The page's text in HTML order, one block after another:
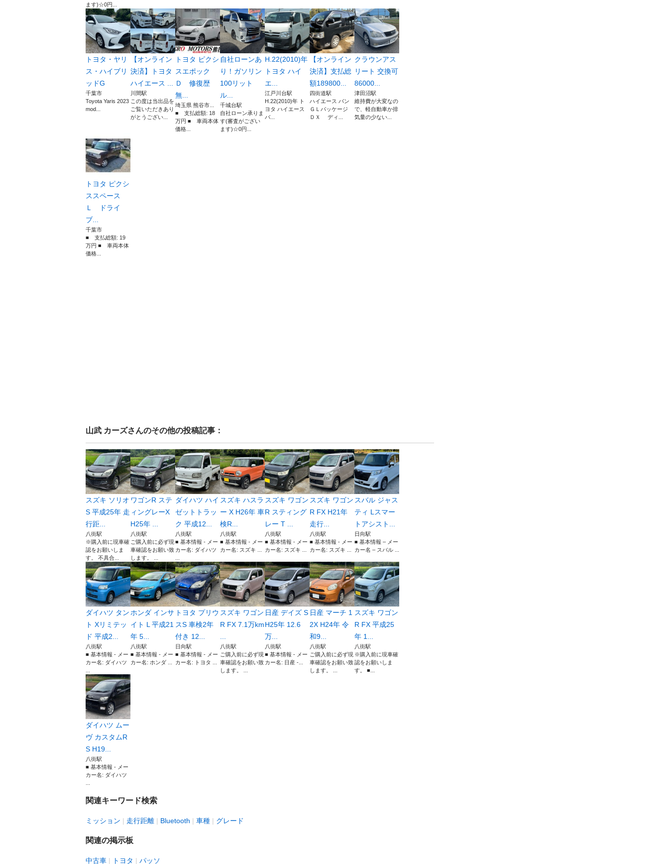
ます)☆0円...
トヨタ・ヤリ
ス・ハイブリ
ッドG
千葉市
Toyota Yaris 2023
mod...
【オンライン
決済】トヨタ
ハイエース ...
川間駅
この度は当出品を
ご覧いただきあり
がとうござい...
トヨタ ピクシ
スエポック
Ｄ 修復歴
無...
埼玉県 熊谷市...
■ 支払総額: 18
万円 ■ 車両本体
価格...
自社ローンあ
り！ガソリン
100リット
ル...
千城台駅
自社ローン承りま
す(審査がござい
ます)☆0円...
H.22(2010)年
トヨタ ハイ
エ...
江戸川台駅
H.22(2010)年 ト
ヨタ ハイエース
バ...
【オンライン
決済】支払総
額189800...
四街道駅
ハイエース バン
ＧＬパッケージ
ＤＸ ディ...
クラウンアス
リート 交換可
86000...
津田沼駅
維持費が大変なの
で、軽自動車か排
気量の少ない...
トヨタ ピクシ
ススペース
Ｌ ドライ
ブ...
千葉市
■ 支払総額: 19
万円 ■ 車両本体
価格...
山武 カーズさんのその他の投稿記事：
スズキ ソリオ
S 平成25年 走
行距...
八街駅
※購入前に現車確
認をお願いしま
す。 不具合...
ワゴンR ステ
ィングレーX
H25年 ...
八街駅
ご購入前に必ず現
車確認をお願い致
します。 ...
ダイハツ ハイ
ゼットトラッ
ク 平成12...
八街駅
■ 基本情報 - メー
カー名: ダイハツ
スズキ ハスラ
ー X H26年 車
検R...
八街駅
■ 基本情報 - メー
カー名: スズキ ...
スズキ ワゴン
R スティング
レー T ...
八街駅
■ 基本情報 - メー
カー名: スズキ ...
スズキ ワゴン
R FX H21年
走行...
八街駅
■ 基本情報 - メー
カー名: スズキ ...
スバル ジャス
ティ Lスマー
トアシスト...
日向駅
■ 基本情報 – メー
カー名 – スバル ...
ダイハツ タン
ト Xリミテッ
ド 平成2...
八街駅
■ 基本情報 - メー
カー名: ダイハツ
ホンダ インサ
イト L 平成21
年 5...
八街駅
■ 基本情報 - メー
カー名: ホンダ ...
トヨタ プリウ
スS 車検2年
付き 12...
日向駅
■ 基本情報 - メー
カー名: トヨタ ...
スズキ ワゴン
R FX 7.1万km
八街駅
ご購入前に必ず現
車確認をお願い致
します。 ...
日産 デイズ S
H25年 12.6
万...
八街駅
■ 基本情報 - メー
カー名: 日産 -...
日産 マーチ 1
2X H24年 令
和9...
八街駅
ご購入前に必ず現
車確認をお願い致
します。 ...
スズキ ワゴン
R FX 平成25
年 1...
八街駅
※購入前に現車確
認をお願いしま
す。 ■...
ダイハツ ムー
ヴ カスタムR
S H19...
八街駅
■ 基本情報 - メー
カー名: ダイハツ
関連キーワード検索
ミッション 走行距離 Bluetooth 車種 グレード
関連の掲示板
中古車 トヨタ パッソ